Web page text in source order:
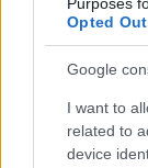
Opted Out
Google
I want to
related to
device
I